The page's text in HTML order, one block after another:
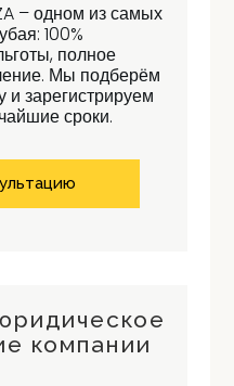
– одном из самых
100%
полное
Мы подберём
и зарегистрируем
сроки.
компании